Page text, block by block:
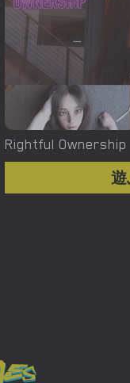
Rightful Ownership
遊